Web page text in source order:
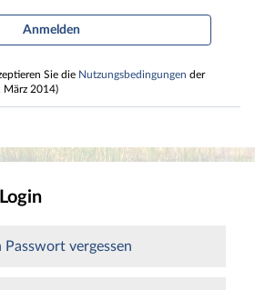
Anmelden
Sie die Nutzungsbedingungen der
März 2014)
Passwort vergessen